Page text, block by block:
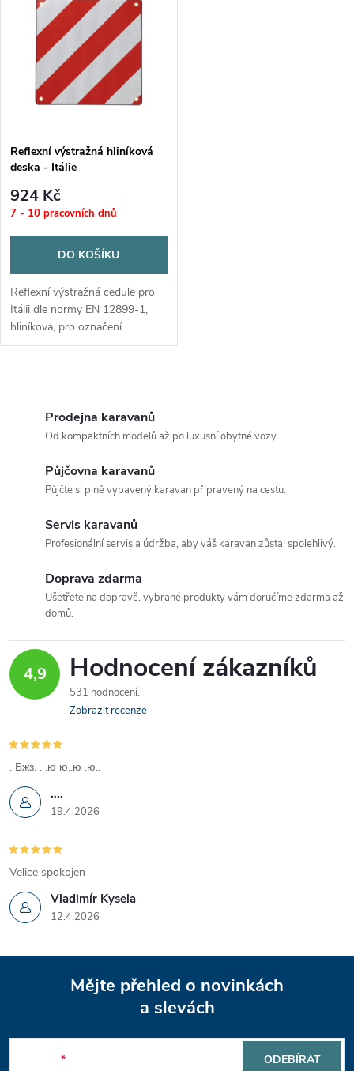
Reflexní výstražná hliníková
deska - Itálie
924 Kč
7 - 10 pracovních dnů
DO KOŠÍKU
Reflexní výstražná cedule pro
Itálii dle normy EN 12899-1,
hliníková, pro označení
přečnívajícího nákladu.
p
r
k
y
v
ý
p
i
s
u
Prodejna karavanů
Od kompaktních modelů až po luxusní obytné vozy.
Půjčovna karavanů
Půjčte si plně vybavený karavan připravený na cestu.
Servis karavanů
Profesionální servis a údržba, aby váš karavan zůstal spolehlivý.
Doprava zdarma
Ušetřete na dopravě, vybrané produkty vám doručíme zdarma až
domů.
4,9 Hodnocení zákazníků
531 hodnocení
Zobrazit recenze
....
19.4.2026
. Бжз. . .ю ю..ю .ю..
Vladimír Kysela
12.4.2026
Velice spokojen
Mějte přehled o novinkách
a slevách
ODEBÍRAT